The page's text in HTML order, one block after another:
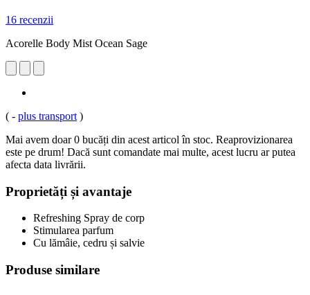
16 recenzii
Acorelle Body Mist Ocean Sage
( - plus transport )
Mai avem doar 0 bucăți din acest articol în stoc. Reaprovizionarea
este pe drum! Dacă sunt comandate mai multe, acest lucru ar putea
afecta data livrării.
Proprietăți și avantaje
Refreshing Spray de corp
Stimularea parfum
Cu lămâie, cedru și salvie
Produse similare